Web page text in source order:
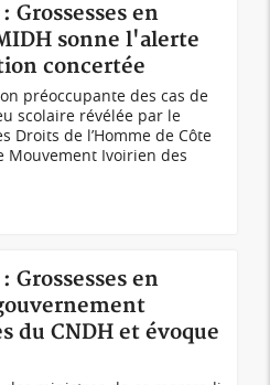
Grossesses en
sonne l'alerte
concertée
préoccupante des cas de
scolaire révélée par le
Droits de l’Homme de Côte
Mouvement Ivoirien des
Grossesses en
du CNDH et évoque